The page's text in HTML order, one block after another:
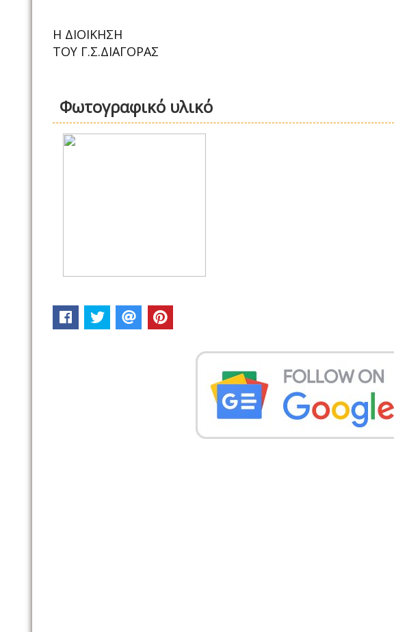
Η ΔΙΟΙΚΗΣΗ
ΤΟΥ Γ.Σ.ΔΙΑΓΟΡΑΣ
Φωτογραφικό υλικό